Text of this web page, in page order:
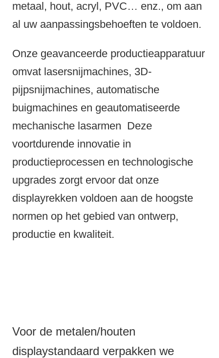
metaal, hout, acryl, PVC… enz., om aan
al uw aanpassingsbehoeften te voldoen.
Onze geavanceerde productieapparatuur
omvat lasersnijmachines, 3D-
pijpsnijmachines, automatische
buigmachines en geautomatiseerde
mechanische lasarmen Deze
voortdurende innovatie in
productieprocessen en technologische
upgrades zorgt ervoor dat onze
displayrekken voldoen aan de hoogste
normen op het gebied van ontwerp,
productie en kwaliteit.
Voor de metalen/houten
displaystandaard verpakken we